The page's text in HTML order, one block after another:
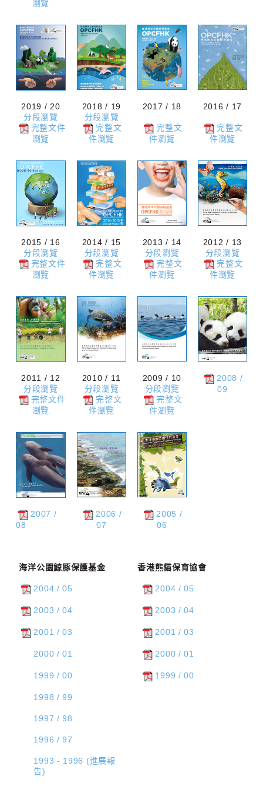
瀏覽
2019 / 20
分段瀏覽
完整文件
瀏覽
2018 / 19
分段瀏覽
完整文
件瀏覽
2017 / 18
完整文
件瀏覽
2016 / 17
完整文
件瀏覽
2015 / 16
分段瀏覽
完整文件
瀏覽
2014 / 15
分段瀏覽
完整文
件瀏覽
2013 / 14
分段瀏覽
完整文
件瀏覽
2012 / 13
分段瀏覽
完整文
件瀏覽
2011 / 12
分段瀏覽
完整文件
瀏覽
2010 / 11
分段瀏覽
完整文
件瀏覽
2009 / 10
分段瀏覽
完整文
件瀏覽
2008 /
09
2007 /
08
2006 /
07
2005 /
06
海洋公園鯨豚保護基金 香港熊貓保育協會
2004 / 05 2004 / 05
2003 / 04 2003 / 04
2001 / 03 2001 / 03
2000 / 01 2000 / 01
1999 / 00 1999 / 00
1998 / 99
1997 / 98
1996 / 97
1993 - 1996 (進展報
告)